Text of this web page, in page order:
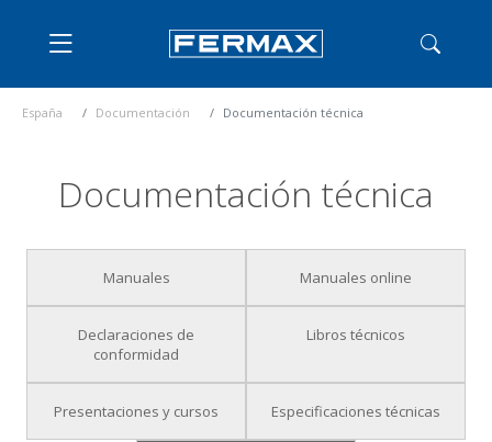
España Documentación Documentación técnica
Documentación técnica
Manuales Manuales online
Declaraciones de
conformidad
Libros técnicos
Presentaciones y cursos Especificaciones técnicas